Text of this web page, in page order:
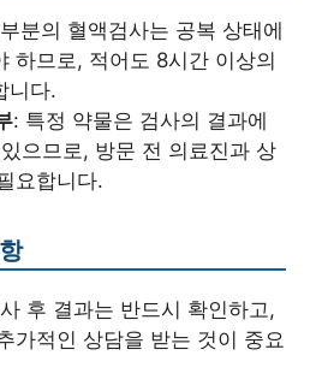
분의 혈액검사는 공복 상태에
하므로, 적어도 8시간 이상의
니다.
: 특정 약물은 검사의 결과에
으므로, 방문 전 의료진과 상
요합니다.
후 결과는 반드시 확인하고,
가적인 상담을 받는 것이 중요